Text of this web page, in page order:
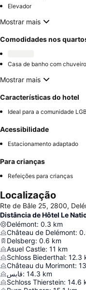
Elevador
Mostrar mais
Comodidades nos
Casa de banho com chuveiro
Mostrar mais
Características do hotel
Acessibilidade
Estacionamento adaptado
Para crianças
Refeições para crianças
Localização
Rte de Bâle 25, 2800,
Distância de Hôtel Le
Delémont: 0.3 km
Château de Delémont:
Delsberg: 0.6 km
Asuel Castle: 11 km
Schloss Biederthal: 12.3
Château du Morimont:
قابس: 14.3 km
Schloss Thierstein: 14.6